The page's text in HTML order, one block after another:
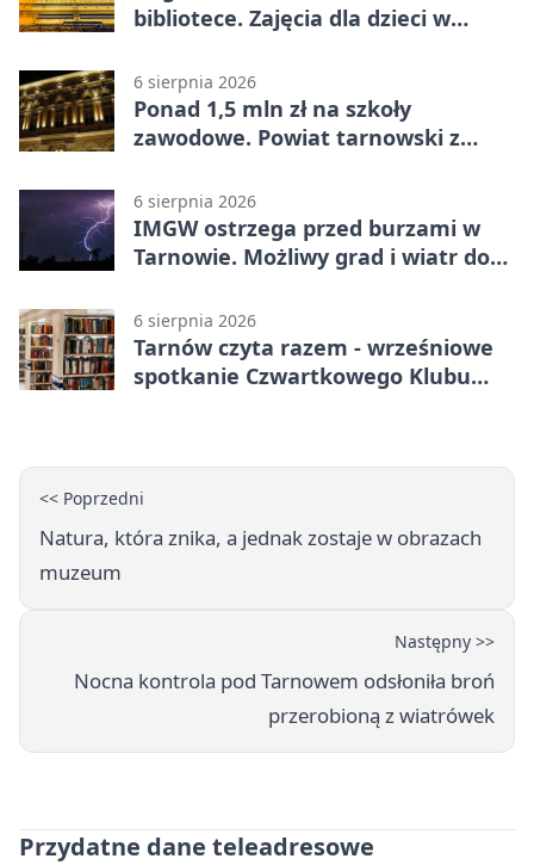
bibliotece. Zajęcia dla dzieci w
6 sierpnia 2026
Ponad 1,5 mln zł na szkoły
zawodowe. Powiat tarnowski z
6 sierpnia 2026
IMGW ostrzega przed burzami w
Tarnowie. Możliwy grad i wiatr do
6 sierpnia 2026
Tarnów czyta razem - wrześniowe
spotkanie Czwartkowego Klubu
<< Poprzedni
Natura, która znika, a jednak zostaje w obrazach
muzeum
Następny >>
Nocna kontrola pod Tarnowem odsłoniła broń
przerobioną z wiatrówek
Przydatne dane teleadresowe